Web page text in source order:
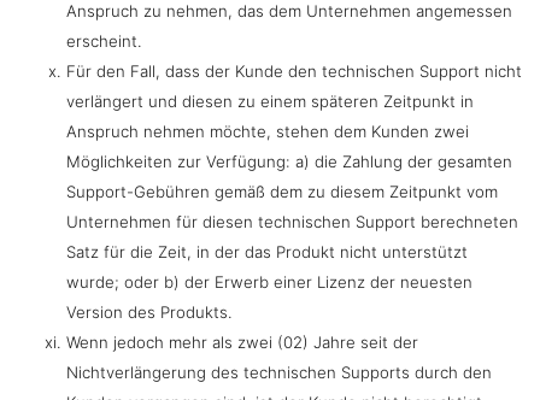
Anspruch zu nehmen, das dem Unternehmen angemessen
erscheint.
Für den Fall, dass der Kunde den technischen Support nicht
verlängert und diesen zu einem späteren Zeitpunkt in
Anspruch nehmen möchte, stehen dem Kunden zwei
Möglichkeiten zur Verfügung: a) die Zahlung der gesamten
Support-Gebühren gemäß dem zu diesem Zeitpunkt vom
Unternehmen für diesen technischen Support berechneten
Satz für die Zeit, in der das Produkt nicht unterstützt
wurde; oder b) der Erwerb einer Lizenz der neuesten
Version des Produkts.
Wenn jedoch mehr als zwei (02) Jahre seit der
Nichtverlängerung des technischen Supports durch den